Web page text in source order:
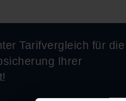
Tarifvergleich für die
Ihrer